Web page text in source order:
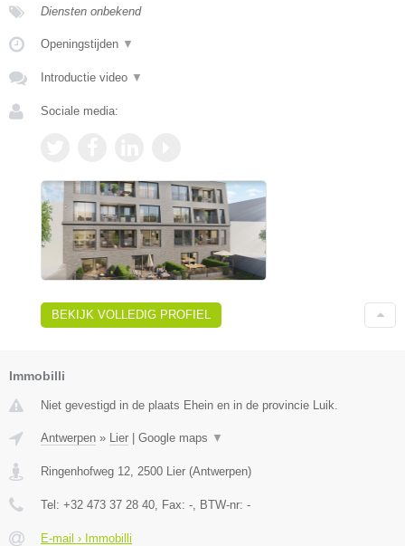
Diensten onbekend
Openingstijden ▼
Introductie video ▼
Sociale media:
BEKIJK VOLLEDIG PROFIEL
Immobilli
Niet gevestigd in de plaats Ehein en in de provincie Luik.
Antwerpen » Lier | Google maps ▼
Ringenhofweg 12 2500 Lier (Antwerpen)
Tel: +32 473 37 28 40 , Fax: - , BTW-nr: -
E-mail › Immobilli